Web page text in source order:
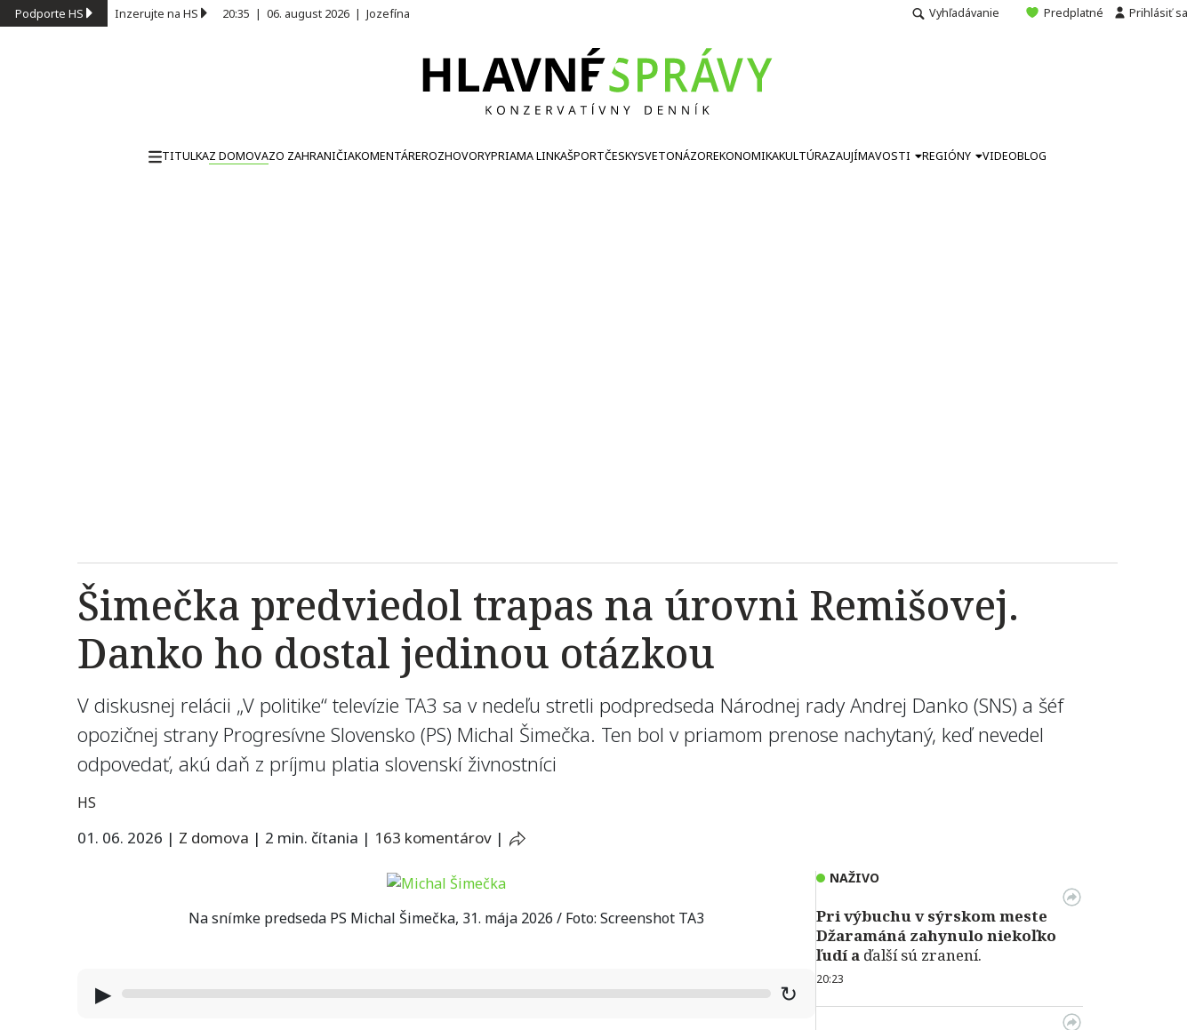
Podporte HS Inzerujte na HS 20:35 | 06. august 2026 | Jozefína Vyhľadávanie Predplatné Prihlásiť sa
TITULKAZ DOMOVAZO ZAHRANIČIAKOMENTÁREROZHOVORYPRIAMA LINKAŠPORTČESKYSVETONÁZOREKONOMIKAKULTÚRAZAUJÍMAVOSTI REGIÓNY VIDEOBLOG
Šimečka predviedol trapas na úrovni Remišovej.
Danko ho dostal jedinou otázkou
V diskusnej relácii „V politike“ televízie TA3 sa v nedeľu stretli podpredseda Národnej rady Andrej Danko (SNS) a šéf
opozičnej strany Progresívne Slovensko (PS) Michal Šimečka. Ten bol v priamom prenose nachytaný, keď nevedel
odpovedať, akú daň z príjmu platia slovenskí živnostníci
HS
01. 06. 2026 | Z domova | 2 min. čítania | 163 komentárov |
Na snímke predseda PS Michal Šimečka, 31. mája 2026 / Foto: Screenshot TA3
▶ ↻
NAŽIVO
Pri výbuchu v sýrskom meste
Džaramáná zahynulo niekoľko
ľudí a ďalší sú zranení.
20:23